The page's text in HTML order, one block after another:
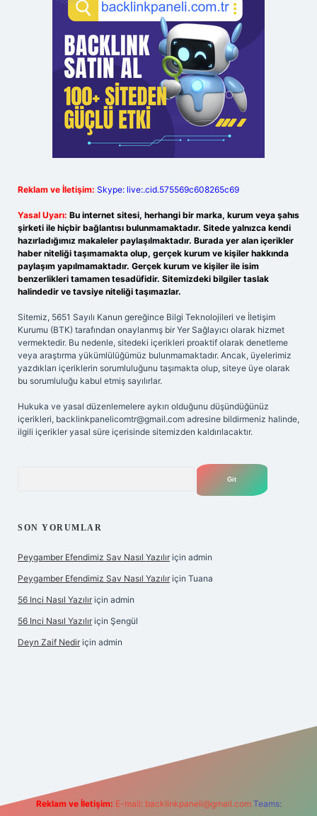
Reklam ve İletişim: Skype: live:.cid.575569c608265c69
Yasal Uyarı: Bu internet sitesi, herhangi bir marka, kurum veya şahıs
şirketi ile hiçbir bağlantısı bulunmamaktadır. Sitede yalnızca kendi
hazırladığımız makaleler paylaşılmaktadır. Burada yer alan içerikler
haber niteliği taşımamakta olup, gerçek kurum ve kişiler hakkında
paylaşım yapılmamaktadır. Gerçek kurum ve kişiler ile isim
benzerlikleri tamamen tesadüfidir. Sitemizdeki bilgiler taslak
halindedir ve tavsiye niteliği taşımazlar.
Sitemiz, 5651 Sayılı Kanun gereğince Bilgi Teknolojileri ve İletişim
Kurumu (BTK) tarafından onaylanmış bir Yer Sağlayıcı olarak hizmet
vermektedir. Bu nedenle, sitedeki içerikleri proaktif olarak denetleme
veya araştırma yükümlülüğümüz bulunmamaktadır. Ancak, üyelerimiz
yazdıkları içeriklerin sorumluluğunu taşımakta olup, siteye üye olarak
bu sorumluluğu kabul etmiş sayılırlar.
Hukuka ve yasal düzenlemelere aykırı olduğunu düşündüğünüz
içerikleri, backlinkpanelicomtr@gmail.com adresine bildirmeniz halinde,
ilgili içerikler yasal süre içerisinde sitemizden kaldırılacaktır.
SON YORUMLAR
Peygamber Efendimiz Sav Nasıl Yazılır için admin
Peygamber Efendimiz Sav Nasıl Yazılır için Tuana
56 Inci Nasıl Yazılır için admin
56 Inci Nasıl Yazılır için Şengül
Deyn Zaif Nedir için admin
Reklam ve İletişim: E-mail: backlinkpaneli@gmail.com Teams: